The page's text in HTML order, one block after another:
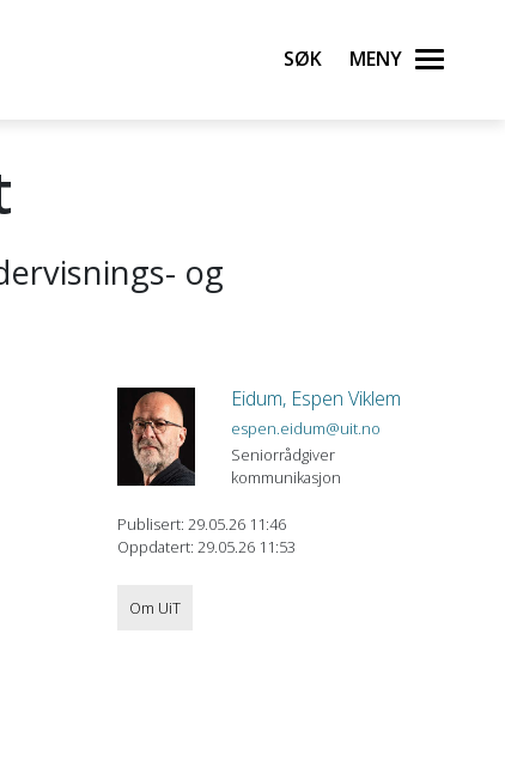
Søk Meny
og
Eidum, Espen Viklem
espen.eidum@uit.no
Seniorrådgiver
kommunikasjon
Publisert: 29.05.26 11:46
Oppdatert: 29.05.26 11:53
Om UiT